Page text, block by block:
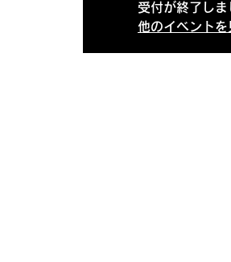
受付が終了しま
他のイベントを